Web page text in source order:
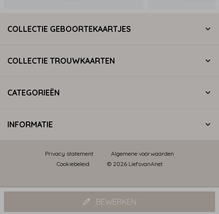
BEWERKEN
COLLECTIE GEBOORTEKAARTJES
COLLECTIE TROUWKAARTEN
CATEGORIEËN
INFORMATIE
Privacy statement
Algemene voorwaarden
Cookiebeleid
© 2026 LiefsvanAnet